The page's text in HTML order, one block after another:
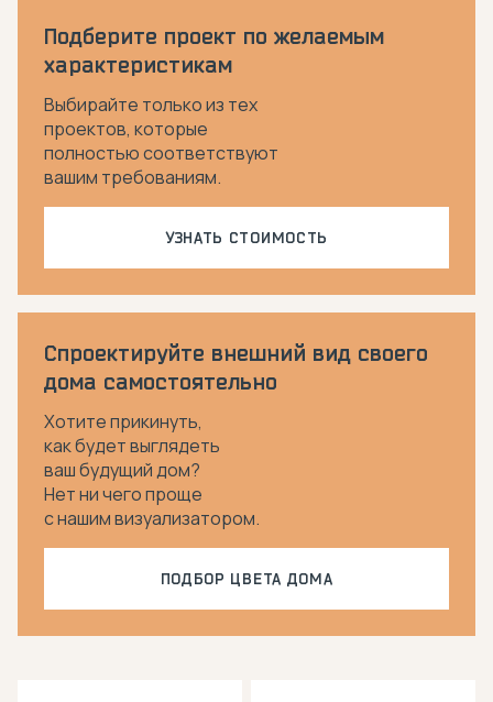
Подберите проект по желаемым
характеристикам
Выбирайте только из тех
проектов, которые
полностью соответствуют
вашим требованиям.
УЗНАТЬ СТОИМОСТЬ
Спроектируйте внешний вид своего
дома самостоятельно
Хотите прикинуть,
как будет выглядеть
ваш будущий дом?
Нет ни чего проще
с нашим визуализатором.
ПОДБОР ЦВЕТА ДОМА